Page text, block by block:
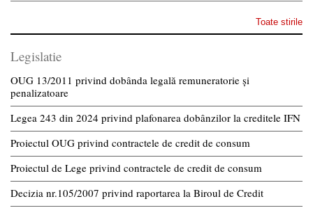
Toate stirile
Legislatie
OUG 13/2011 privind dobânda legală remuneratorie și
penalizatoare
Legea 243 din 2024 privind plafonarea dobânzilor la creditele IFN
Proiectul OUG privind contractele de credit de consum
Proiectul de Lege privind contractele de credit de consum
Decizia nr.105/2007 privind raportarea la Biroul de Credit